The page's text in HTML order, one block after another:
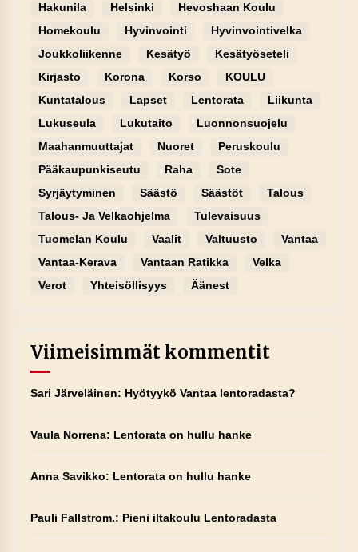
Hakunila
Helsinki
Hevoshaan Koulu
Homekoulu
Hyvinvointi
Hyvinvointivelka
Joukkoliikenne
Kesätyö
Kesätyöseteli
Kirjasto
Korona Korso
KOULU
Kuntatalous
Lapset Lentorata
Liikunta
Lukuseula
Lukutaito
Luonnonsuojelu
Maahanmuuttajat
Nuoret
Peruskoulu
Pääkaupunkiseutu
Raha
Sote
Syrjäytyminen
Säästö Säästöt
Talous
Talous- Ja Velkaohjelma
Tulevaisuus
Tuomelan Koulu
Vaalit Valtuusto
Vantaa
Vantaa-Kerava
Vantaan Ratikka
Velka
Verot
Yhteisöllisyys Äänest
Viimeisimmät kommentit
Sari Järveläinen: Hyötyykö Vantaa lentoradasta?
Vaula Norrena: Lentorata on hullu hanke
Anna Savikko: Lentorata on hullu hanke
Pauli Fallstrom.: Pieni iltakoulu Lentoradasta